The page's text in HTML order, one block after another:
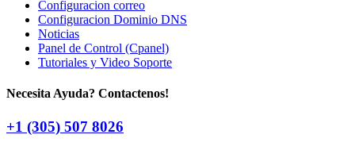
Configuracion correo
Configuracion Dominio DNS
Noticias
Panel de Control (Cpanel)
Tutoriales y Video Soporte
Necesita Ayuda? Contactenos!
+1 (305) 507 8026